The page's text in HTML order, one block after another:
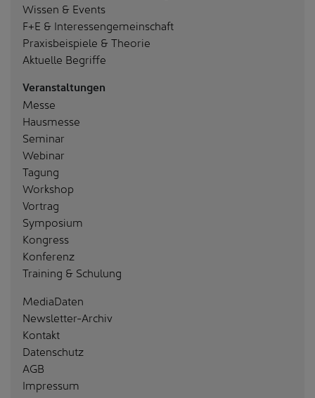
Wissen & Events
F+E & Interessengemeinschaft
Praxisbeispiele & Theorie
Aktuelle Begriffe
Veranstaltungen
Messe
Hausmesse
Seminar
Webinar
Tagung
Workshop
Vortrag
Symposium
Kongress
Konferenz
Training & Schulung
MediaDaten
Newsletter-Archiv
Kontakt
Datenschutz
AGB
Impressum